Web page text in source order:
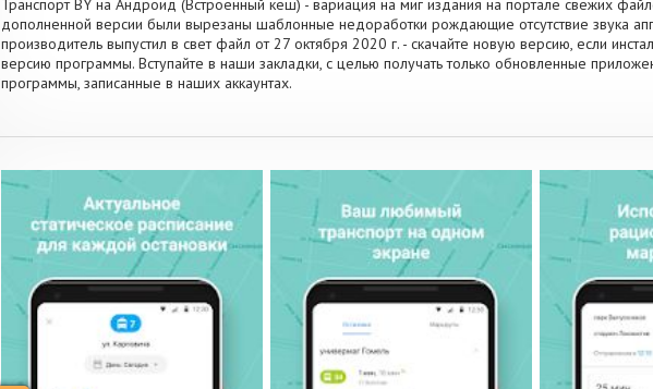
Транспорт BY на Андроид (Встроенный кеш) - вариация на миг издания на портале свежих
дополненной версии были вырезаны шаблонные недоработки рождающие отсутствие звука
производитель выпустил в свет файл от 27 октября 2020 г. - скачайте новую версию, если
версию программы. Вступайте в наши закладки, с целью получать только обновленные
программы, записанные в наших аккаунтах.